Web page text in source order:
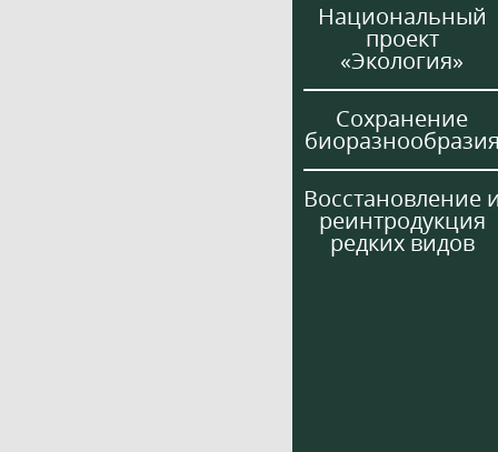
Национальный
проект
«Экология»
Сохранение
Восстановление
реинтродукция
редких видов